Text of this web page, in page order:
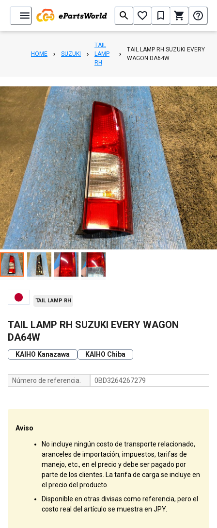
HOME SUZUKI
TAIL
LAMP
RH
TAIL LAMP RH SUZUKI EVERY
WAGON DA64W
1/4
TAIL LAMP RH
TAIL LAMP RH SUZUKI EVERY WAGON
DA64W
KAIHO Kanazawa KAIHO Chiba
Número de referencia. 0BD3264267279
Aviso
No incluye ningún costo de transporte relacionado,
aranceles de importación, impuestos, tarifas de
manejo, etc., en el precio y debe ser pagado por
parte de los clientes. La tarifa de carga se incluye en
el precio del producto.
Disponible en otras divisas como referencia, pero el
costo real del artículo se muestra en JPY.